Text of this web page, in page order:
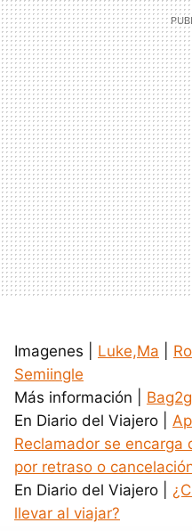
Imagenes | Luke,Ma
Semiingle
Más información |
En Diario del Viajero |
Reclamador se encarga
por retraso o
En Diario del Viajero |
llevar al viajar?